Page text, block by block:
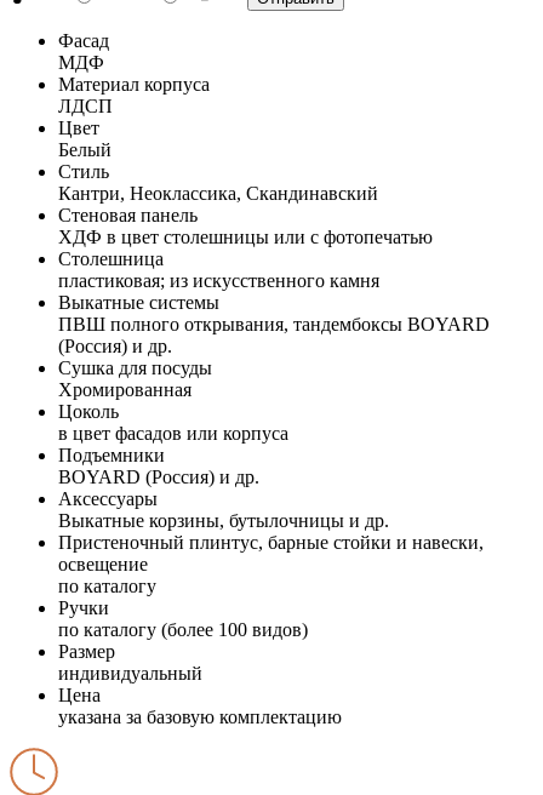
Фасад
МДФ
Материал корпуса
ЛДСП
Цвет
Белый
Стиль
Кантри, Неоклассика, Скандинавский
Стеновая панель
ХДФ в цвет столешницы или с фотопечатью
Столешница
пластиковая; из искусственного камня
Выкатные системы
ПВШ полного открывания, тандембоксы BOYARD
(Россия) и др.
Сушка для посуды
Хромированная
Цоколь
в цвет фасадов или корпуса
Подъемники
BOYARD (Россия) и др.
Аксессуары
Выкатные корзины, бутылочницы и др.
Пристеночный плинтус, барные стойки и навески,
освещение
по каталогу
Ручки
по каталогу (более 100 видов)
Размер
индивидуальный
Цена
указана за базовую комплектацию